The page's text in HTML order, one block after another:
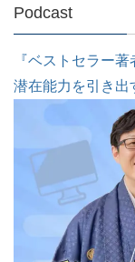
Podcast
『ベストセラー
潜在能力を引き出